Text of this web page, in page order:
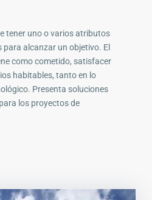
tener uno o varios atributos
alcanzar un objetivo. El
como cometido, satisfacer
habitables, tanto en lo
Presenta soluciones
los proyectos de